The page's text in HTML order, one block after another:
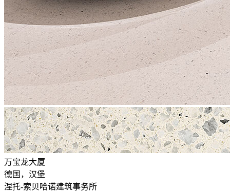
万宝龙大厦
德国，汉堡
涅托-索贝哈诺建筑事务所